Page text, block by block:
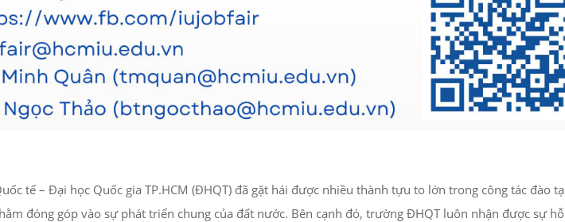
tế – Đại học Quốc gia TP.HCM (ĐHQT) đã gặt hái được nhiều thành tựu to lớn trong công tác đào
đóng góp vào sự phát triển chung của đất nước. Bên cạnh đó, trường ĐHQT luôn nhận được sự